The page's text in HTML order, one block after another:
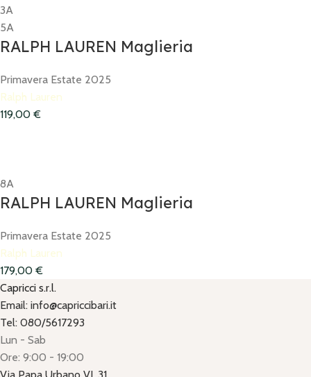
3A
5A
RALPH LAUREN Maglieria
Primavera Estate 2025
Ralph Lauren
119,00 €
8A
RALPH LAUREN Maglieria
Primavera Estate 2025
Ralph Lauren
179,00 €
Capricci s.r.l.
Email: info@capriccibari.it
Tel: 080/5617293
Lun - Sab
Ore: 9:00 - 19:00